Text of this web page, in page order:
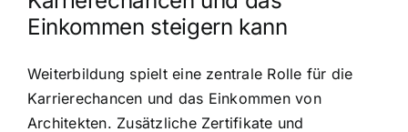
Einkommen steigern kann
Weiterbildung spielt eine zentrale Rolle für die
Karrierechancen und das Einkommen von
Architekten. Zusätzliche Zertifikate und